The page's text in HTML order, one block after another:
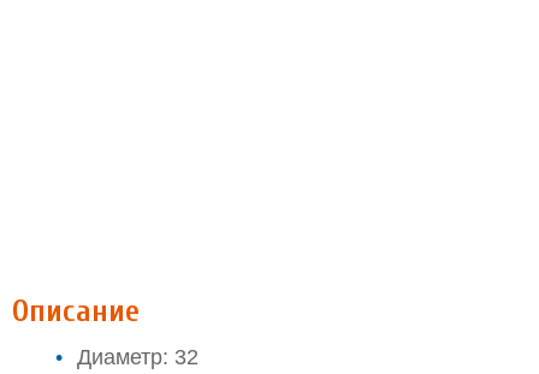
Описание
Диаметр: 32